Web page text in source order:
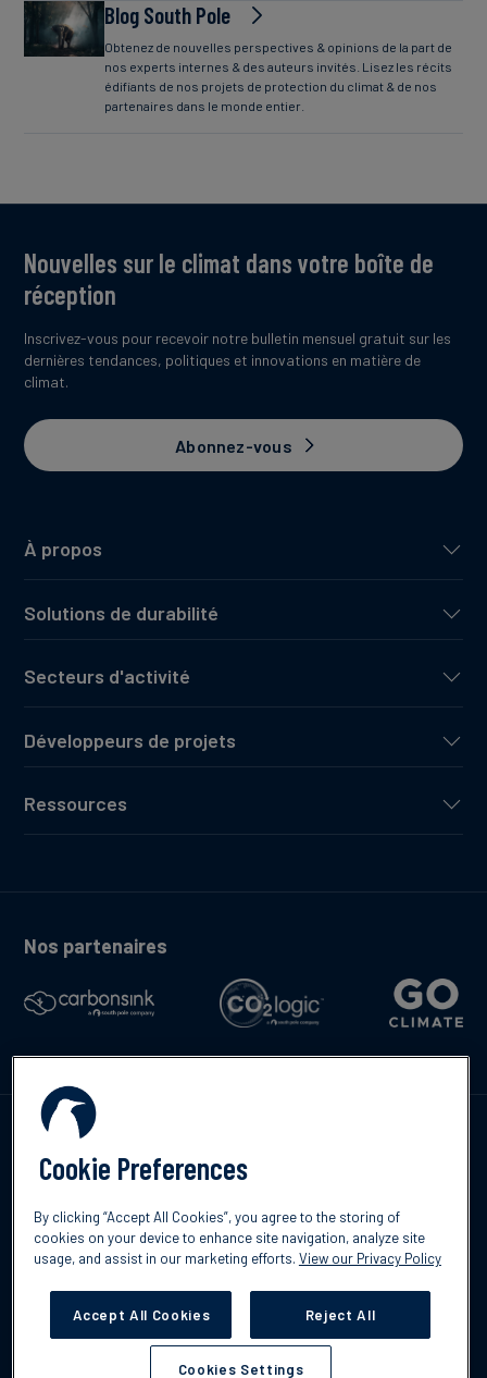
Blog South Pole
Obtenez de nouvelles perspectives & opinions de la part de
nos experts internes & des auteurs invités. Lisez les récits
édifiants de nos projets de protection du climat & de nos
partenaires dans le monde entier.
English
À propos
Solutions de durabilité
Secteurs d'activité
Développeurs de projets
Ressources
Nouvelles sur le climat dans votre boîte de
réception
Inscrivez-vous pour recevoir notre bulletin mensuel gratuit sur les
dernières tendances, politiques et innovations en matière de
climat.
Abonnez-vous
Nos partenaires
responsabilité
Cookie Preferences
By clicking “Accept All Cookies”, you agree to the storing of
cookies on your device to enhance site navigation, analyze site
usage, and assist in our marketing efforts. View our Privacy Policy
Accept All Cookies Reject All
Cookies Settings